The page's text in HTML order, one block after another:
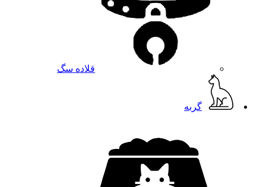
قلاده سگ
گربه